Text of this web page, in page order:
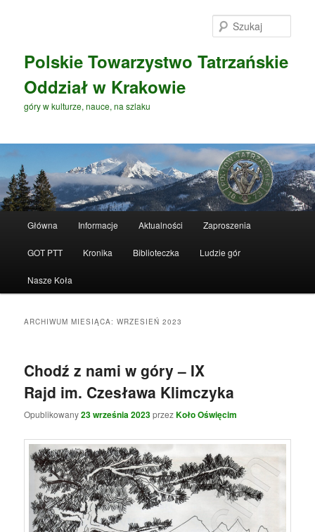
Polskie Towarzystwo Tatrzańskie
Oddział w Krakowie
góry w kulturze, nauce, na szlaku
e
Główna Informacje Aktualności Zaproszenia
GOT PTT Kronika Biblioteczka Ludzie gór
Nasze Koła
ARCHIWUM MIESIĄCA:WRZESIEŃ 2023
Chodź z nami w góry – IX
Rajd im. Czesława Klimczyka
Opublikowany23 września 2023przezKoło Oświęcim